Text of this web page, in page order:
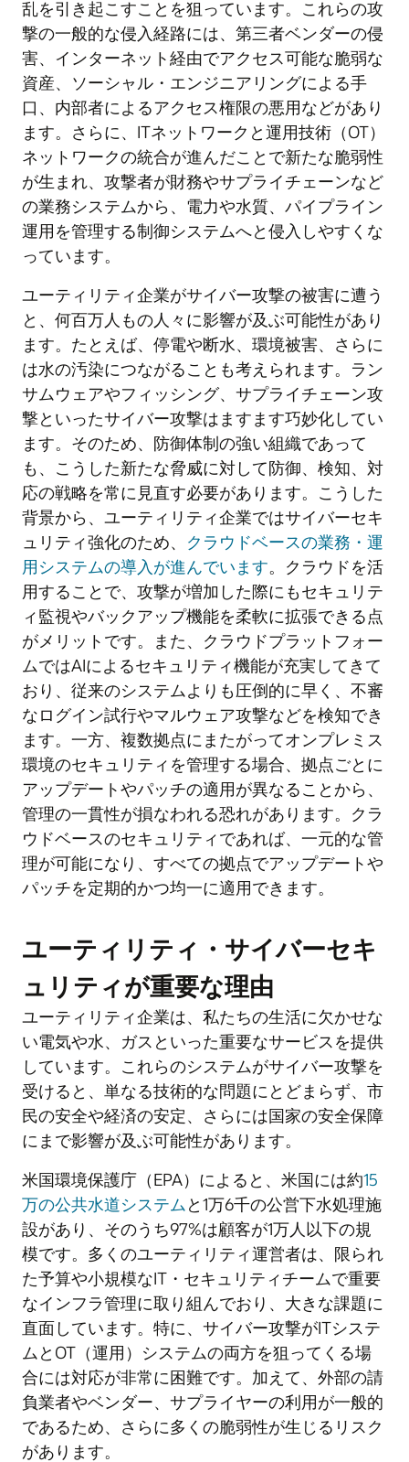
乱を引き起こすことを狙っています。これらの攻
撃の一般的な侵入経路には、第三者ベンダーの侵
害、インターネット経由でアクセス可能な脆弱な
資産、ソーシャル・エンジニアリングによる手
口、内部者によるアクセス権限の悪用などがあり
ます。さらに、ITネットワークと運用技術（OT）
ネットワークの統合が進んだことで新たな脆弱性
が生まれ、攻撃者が財務やサプライチェーンなど
の業務システムから、電力や水質、パイプライン
運用を管理する制御システムへと侵入しやすくな
っています。
ユーティリティ企業がサイバー攻撃の被害に遭う
と、何百万人もの人々に影響が及ぶ可能性があり
ます。たとえば、停電や断水、環境被害、さらに
は水の汚染につながることも考えられます。ラン
サムウェアやフィッシング、サプライチェーン攻
撃といったサイバー攻撃はますます巧妙化してい
ます。そのため、防御体制の強い組織であって
も、こうした新たな脅威に対して防御、検知、対
応の戦略を常に見直す必要があります。こうした
背景から、ユーティリティ企業ではサイバーセキ
ュリティ強化のため、 クラウドベースの業務・運
用システムの導入が進んでいます。クラウドを活
用することで、攻撃が増加した際にもセキュリテ
ィ監視やバックアップ機能を柔軟に拡張できる点
がメリットです。また、クラウドプラットフォー
ムではAIによるセキュリティ機能が充実してきて
おり、従来のシステムよりも圧倒的に早く、不審
なログイン試行やマルウェア攻撃などを検知でき
ます。一方、複数拠点にまたがってオンプレミス
環境のセキュリティを管理する場合、拠点ごとに
アップデートやパッチの適用が異なることから、
管理の一貫性が損なわれる恐れがあります。クラ
ウドベースのセキュリティであれば、一元的な管
理が可能になり、すべての拠点でアップデートや
パッチを定期的かつ均一に適用できます。
ユーティリティ・サイバーセキ
ュリティが重要な理由
ユーティリティ企業は、私たちの生活に欠かせな
い電気や水、ガスといった重要なサービスを提供
しています。これらのシステムがサイバー攻撃を
受けると、単なる技術的な問題にとどまらず、市
民の安全や経済の安定、さらには国家の安全保障
にまで影響が及ぶ可能性があります。
米国環境保護庁（EPA）によると、米国には約15
万の公共水道システム と1万6千の公営下水処理施
設があり、そのうち97%は顧客が1万人以下の規
模です。多くのユーティリティ運営者は、限られ
た予算や小規模なIT・セキュリティチームで重要
なインフラ管理に取り組んでおり、大きな課題に
直面しています。特に、サイバー攻撃がITシステ
ムとOT（運用）システムの両方を狙ってくる場
合には対応が非常に困難です。加えて、外部の請
負業者やベンダー、サプライヤーの利用が一般的
であるため、さらに多くの脆弱性が生じるリスク
があります。